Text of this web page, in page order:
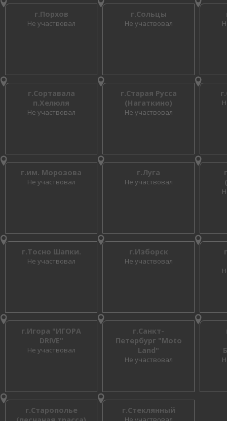
г.Порхов
Не участвовал
г.Сольцы
Не участвовал
г.Сортавала
п.Хелюля
Не участвовал
г.Старая Русса
(Нагаткино)
Не участвовал
г.им. Морозова
Не участвовал
г.Луга
Не участвовал
г.Тосно Шапки.
Не участвовал
г.Изборск
Не участвовал
г.Игора "ИГОРА
DRIVE"
Не участвовал
г.Санкт-
Петербург "Moto
Land"
Не участвовал
г.Старополье
г.Стеклянный